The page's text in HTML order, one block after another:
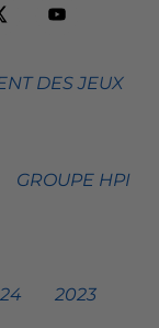
DES JEUX
GROUPE HPI
2023